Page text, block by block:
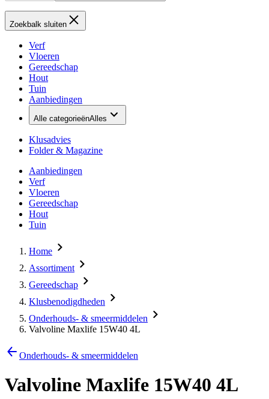
Zoekbalk sluiten
Verf
Vloeren
Gereedschap
Hout
Tuin
Aanbiedingen
Alle categorieënAlles
Klusadvies
Folder & Magazine
Aanbiedingen
Verf
Vloeren
Gereedschap
Hout
Tuin
Home
Assortiment
Gereedschap
Klusbenodigdheden
Onderhouds- & smeermiddelen
Valvoline Maxlife 15W40 4L
Onderhouds- & smeermiddelen
Valvoline Maxlife 15W40 4L